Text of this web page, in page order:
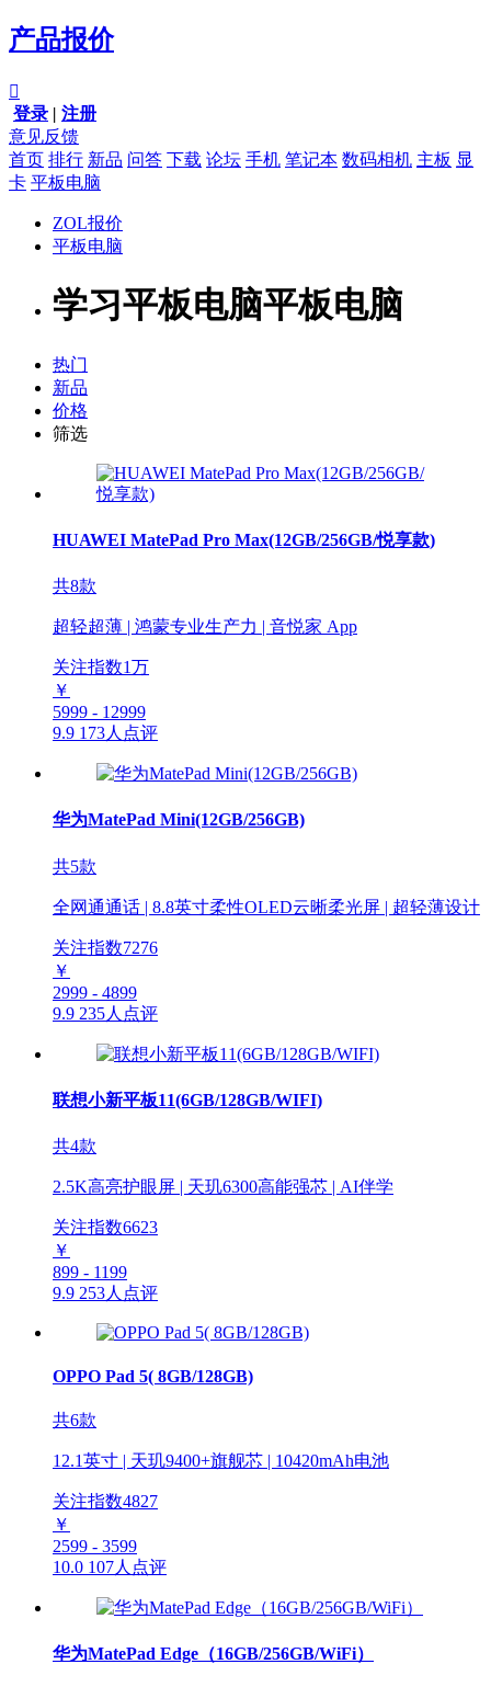
产品报价

登录 | 注册
意见反馈
首页 排行 新品 问答 下载 论坛 手机 笔记本 数码相机 主板 显
卡 平板电脑
ZOL报价
平板电脑
学习平板电脑平板电脑
热门
新品
价格
筛选
HUAWEI MatePad Pro Max(12GB/256GB/悦享款)
共8款
超轻超薄 | 鸿蒙专业生产力 | 音悦家 App
关注指数1万
￥
5999 - 12999
9.9 173人点评
华为MatePad Mini(12GB/256GB)
共5款
全网通通话 | 8.8英寸柔性OLED云晰柔光屏 | 超轻薄设计
关注指数7276
￥
2999 - 4899
9.9 235人点评
联想小新平板11(6GB/128GB/WIFI)
共4款
2.5K高亮护眼屏 | 天玑6300高能强芯 | AI伴学
关注指数6623
￥
899 - 1199
9.9 253人点评
OPPO Pad 5( 8GB/128GB)
共6款
12.1英寸 | 天玑9400+旗舰芯 | 10420mAh电池
关注指数4827
￥
2599 - 3599
10.0 107人点评
华为MatePad Edge（16GB/256GB/WiFi）